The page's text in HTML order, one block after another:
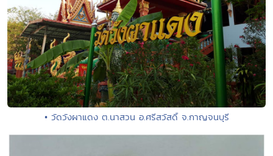
• วัดวังผาแดง ต.นาสวน อ.ศรีสวัสดิ์ จ.กาญจนบุรี